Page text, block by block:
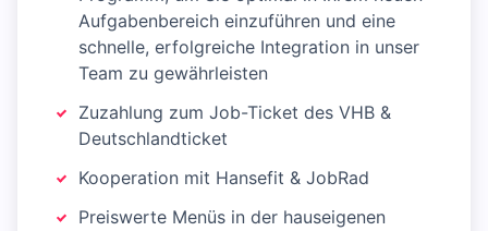
Aufgabenbereich einzuführen und eine
schnelle, erfolgreiche Integration in unser
Team zu gewährleisten
Zuzahlung zum Job-Ticket des VHB &
Deutschlandticket
Kooperation mit Hansefit & JobRad
Preiswerte Menüs in der hauseigenen